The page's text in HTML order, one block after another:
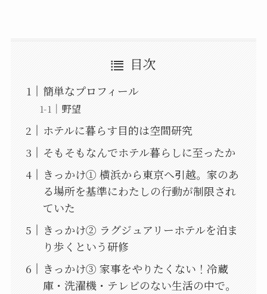
目次
簡単なプロフィール
野望
ホテルに暮らす目的は空間研究
そもそもなんでホテル暮らしに至ったか
きっかけ① 横浜から東京へ引越。家のあ
る場所を基準にわたしの行動が制限され
ていた
きっかけ② ラグジュアリーホテルを泊ま
り歩くという研修
きっかけ③ 家事をやりたくない！冷蔵
庫・洗濯機・テレビのない生活の中で。